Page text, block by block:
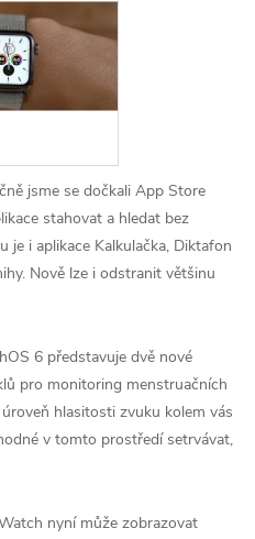
jsme se dočkali App Store
stahovat a hledat bez
i aplikace Kalkulačka, Diktafon
Nově lze i odstranit většinu
6 představuje dvě nové
pro monitoring menstruačních
hlasitosti zvuku kolem vás
v tomto prostředí setrvávat,
nyní může zobrazovat